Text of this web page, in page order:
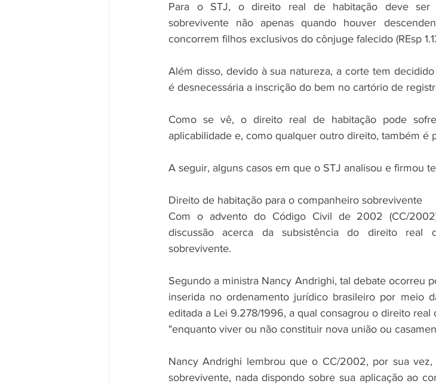
Para o STJ, o direito real de habitação deve ser
sobrevivente não apenas quando houver
concorrem filhos exclusivos do cônjuge falecido (REsp
Além disso, devido à sua natureza, a corte tem
é desnecessária a inscrição do bem no cartório de
Como se vê, o direito real de habitação pode
aplicabilidade e, como qualquer outro direito, também é
A seguir, alguns casos em que o STJ analisou e firmou
Direito de habitação para o companheiro sobrevivente
Com o advento do Código Civil de 2002 (CC/
discussão acerca da subsistência do direito real
sobrevivente.
Segundo a ministra Nancy Andrighi, tal debate ocorreu
inserida no ordenamento jurídico brasileiro por meio
editada a Lei 9.278/1996, a qual consagrou o direito
"enquanto viver ou não constituir nova união ou
Nancy Andrighi lembrou que o CC/2002, por sua
sobrevivente, nada dispondo sobre sua aplicação ao